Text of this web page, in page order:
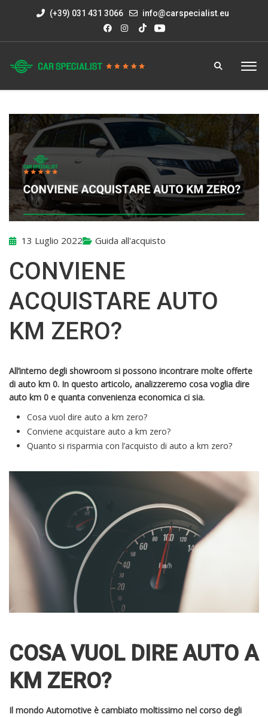
(+39) 031 431 3066 info@carspecialist.eu
13 Luglio 2022 Guida all'acquisto
CONVIENE
ACQUISTARE AUTO
KM ZERO?
All’interno degli showroom si possono incontrare molte offerte
di auto km 0. In questo articolo, analizzeremo cosa voglia dire
auto km 0 e quanta convenienza economica ci sia.
Cosa vuol dire auto a km zero?
Conviene acquistare auto a km zero?
Quanto si risparmia con l’acquisto di auto a km zero?
COSA VUOL DIRE AUTO A
KM ZERO?
Il mondo Automotive è cambiato moltissimo nel corso degli